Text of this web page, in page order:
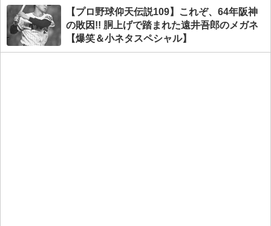
【プロ野球仰天伝説109】これぞ、64年阪神
の敗因!! 胴上げで踏まれた遠井吾郎のメガネ
【爆笑＆小ネタスペシャル】